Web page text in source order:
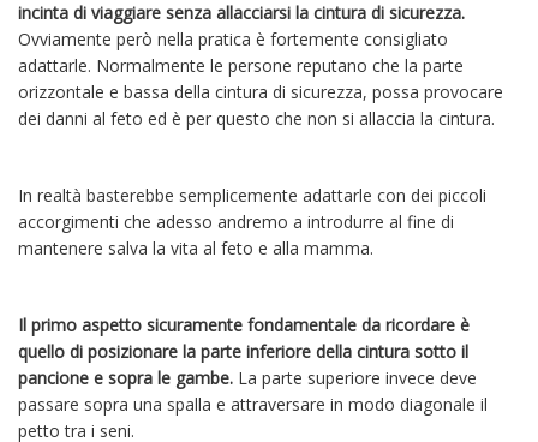
incinta di viaggiare senza allacciarsi la cintura di sicurezza.
Ovviamente però nella pratica è fortemente consigliato
adattarle. Normalmente le persone reputano che la parte
orizzontale e bassa della cintura di sicurezza, possa provocare
dei danni al feto ed è per questo che non si allaccia la cintura.
In realtà basterebbe semplicemente adattarle con dei piccoli
accorgimenti che adesso andremo a introdurre al fine di
mantenere salva la vita al feto e alla mamma.
Il primo aspetto sicuramente fondamentale da ricordare è
quello di posizionare la parte inferiore della cintura sotto il
pancione e sopra le gambe. La parte superiore invece deve
passare sopra una spalla e attraversare in modo diagonale il
petto tra i seni.